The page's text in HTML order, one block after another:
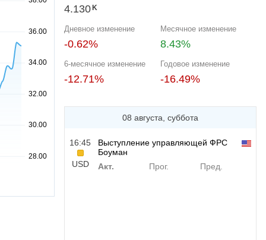
4.130 K
Дневное изменение
-0.62%
Месячное изменение
8.43%
6-месячное изменение
-12.71%
Годовое изменение
-16.49%
08 августа, суббота
16:45
USD
Выступление управляющей ФРС
Боуман
Акт.
Прог. Пред.